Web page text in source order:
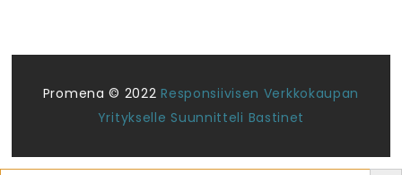
Promena © 2022Responsiivisen Verkkokaupan
Yritykselle Suunnitteli Bastinet
Search